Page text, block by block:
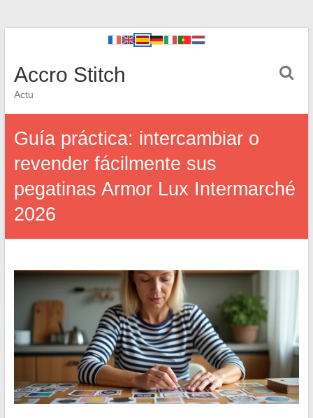
Accro Stitch
Actu
Guía práctica: intercambiar o
revender fácilmente sus
pegatinas Armor Lux Intermarché
2026